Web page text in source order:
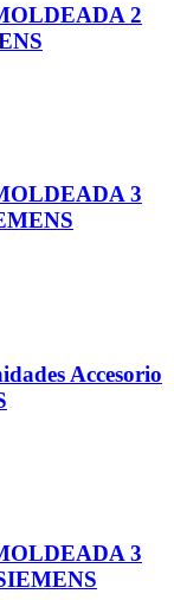
2
3
Accesorio
3